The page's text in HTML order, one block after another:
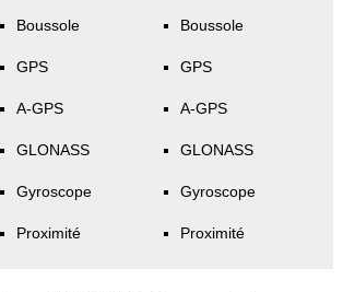
Boussole
GPS
A-GPS
GLONASS
Gyroscope
Proximité
Boussole
GPS
A-GPS
GLONASS
Gyroscope
Proximité